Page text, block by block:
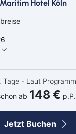
Hotel Köln
Tage - Laut Programm
ab 148 € p.P.
Jetzt Buchen